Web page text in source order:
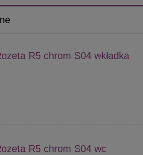
R5 chrom S04 wkładka
R5 chrom S04 wc